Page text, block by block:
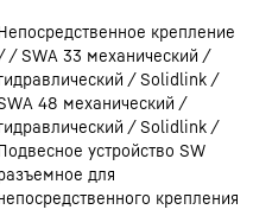
крепление
/ SWA 33 механический /
/ Solidlink /
48 механический /
/ Solidlink /
устройство SW
для
крепления